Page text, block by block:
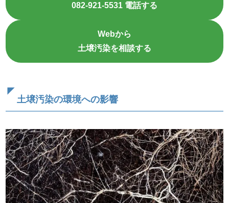
082-921-5531 電話する
Webから
土壌汚染を相談する
土壌汚染の環境への影響